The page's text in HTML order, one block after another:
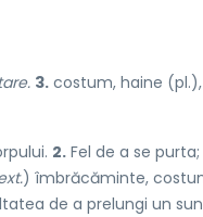
3. costum, haine
2. Fel de a se
) îmbrăcăminte,
de a prelungi un